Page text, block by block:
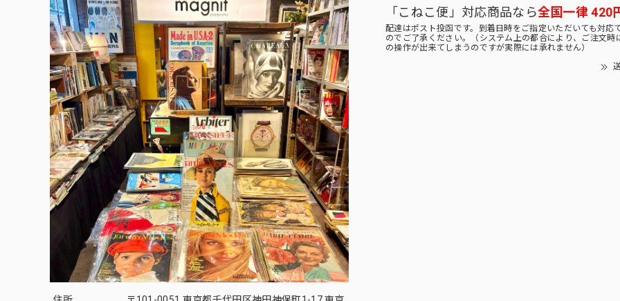
「こねこ便」対応商品なら全国一律 420
配達はポスト投函です。到着日時をご指定いただいても対応
のでご了承ください。（システム上の都合により、ご注文時
の操作が出来てしまうのですが実際には承れません）